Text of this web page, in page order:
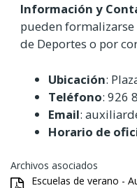
Información y
pueden
de Deportes o por
Ubicación:
Teléfono: 926
Email:
Horario de
Archivos asociados
Escuelas de verano -